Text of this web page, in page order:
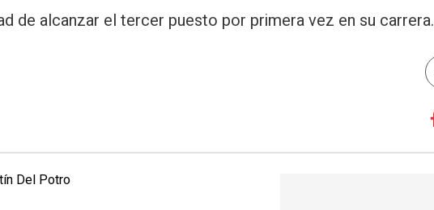
de alcanzar el tercer puesto por primera vez en su carrera.